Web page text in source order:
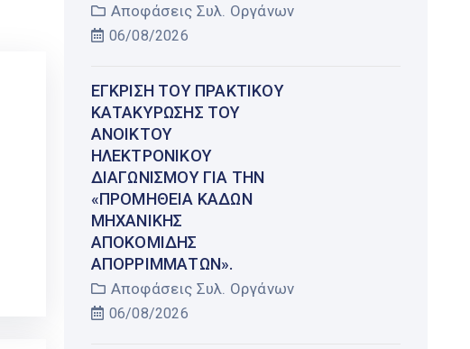
Αποφάσεις Συλ. Οργάνων
06/08/2026
ΈΓΚΡΙΣΗ ΤΟΥ ΠΡΑΚΤΙΚΟΎ
ΚΑΤΑΚΎΡΩΣΗΣ ΤΟΥ
ΑΝΟΙΚΤΟΎ
ΗΛΕΚΤΡΟΝΙΚΟΎ
ΔΙΑΓΩΝΙΣΜΟΎ ΓΙΑ ΤΗΝ
«ΠΡΟΜΉΘΕΙΑ ΚΆΔΩΝ
ΜΗΧΑΝΙΚΉΣ
ΑΠΟΚΟΜΙΔΉΣ
ΑΠΟΡΡΙΜΜΆΤΩΝ».
Αποφάσεις Συλ. Οργάνων
06/08/2026